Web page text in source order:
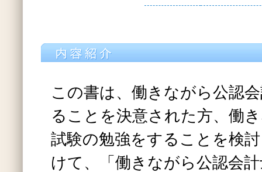
この書は、働きながら公認
ることを決意された方、働
試験の勉強をすることを検
けて、「働きながら公認会